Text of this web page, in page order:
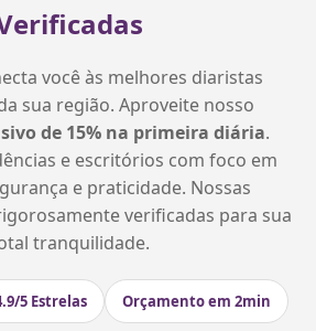
você às melhores diaristas
sua região. Aproveite nosso
de 15% na primeira diária.
e escritórios com foco em
e praticidade. Nossas
verificadas para sua
tranquilidade.
5 Estrelas Orçamento em 2min